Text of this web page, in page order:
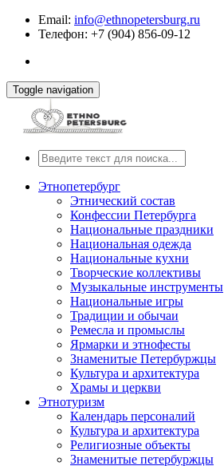
Email: info@ethnopetersburg.ru
Телефон: +7 (904) 856-09-12
Toggle navigation
Этнопетербург
Этнический состав
Конфессии Петербурга
Национальные праздники
Национальная одежда
Национальные кухни
Творческие коллективы
Музыкальные инструменты
Национальные игры
Традиции и обычаи
Ремесла и промыслы
Ярмарки и этнофесты
Знаменитые Петербуржцы
Культура и архитектура
Храмы и церкви
Этнотуризм
Календарь персоналий
Культура и архитектура
Религиозные объекты
Знаменитые петербуржцы